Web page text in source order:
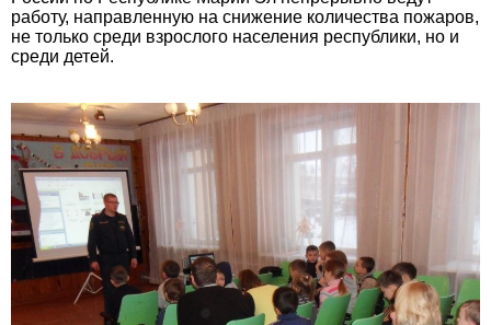
работу, направленную на снижение количества пожаров,
не только среди взрослого населения республики, но и
среди детей.